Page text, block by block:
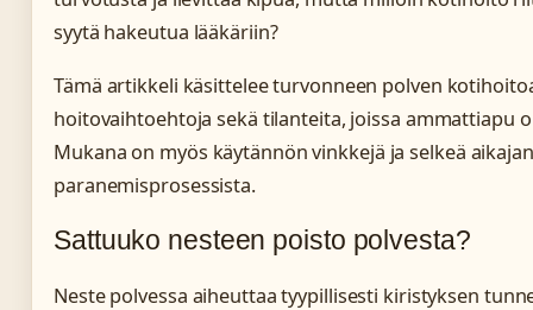
syytä hakeutua lääkäriin?
Tämä artikkeli käsittelee turvonneen polven
hoitovaihtoehtoja sekä tilanteita, joissa ammattiapu
Mukana on myös käytännön vinkkejä ja selkeä
paranemisprosessista.
Sattuuko nesteen poisto polvesta?
Neste polvessa aiheuttaa tyypillisesti kiristyksen